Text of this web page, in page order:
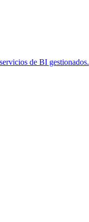
de BI gestionados.